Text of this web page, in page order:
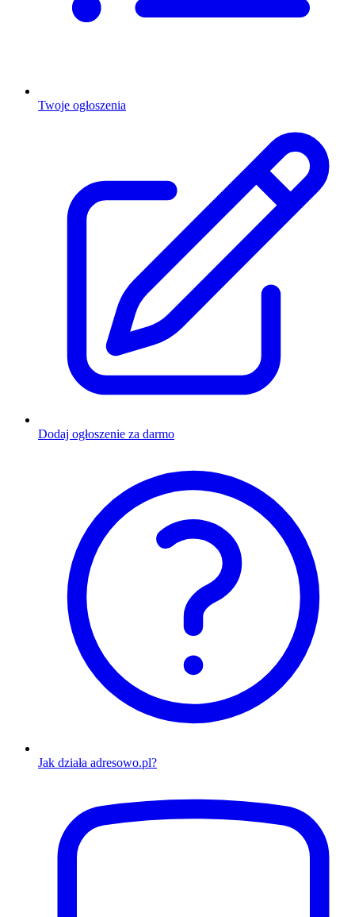
Twoje ogłoszenia
Dodaj ogłoszenie za darmo
Jak działa adresowo.pl?